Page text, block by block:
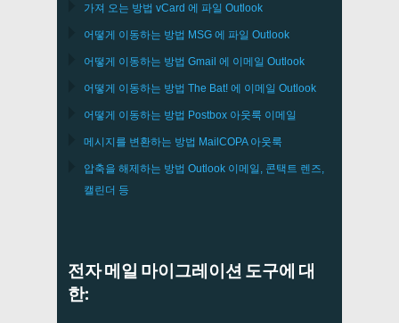
가져 오는 방법 vCard 에 파일 Outlook
어떻게 이동하는 방법 MSG 에 파일 Outlook
어떻게 이동하는 방법 Gmail 에 이메일 Outlook
어떻게 이동하는 방법 The Bat! 에 이메일 Outlook
어떻게 이동하는 방법 Postbox 아웃룩 이메일
메시지를 변환하는 방법 MailCOPA아웃룩
압축을 해제하는 방법 Outlook 이메일, 콘택트 렌즈,
캘린더 등
전자 메일 마이그레이션 도구에 대
한: